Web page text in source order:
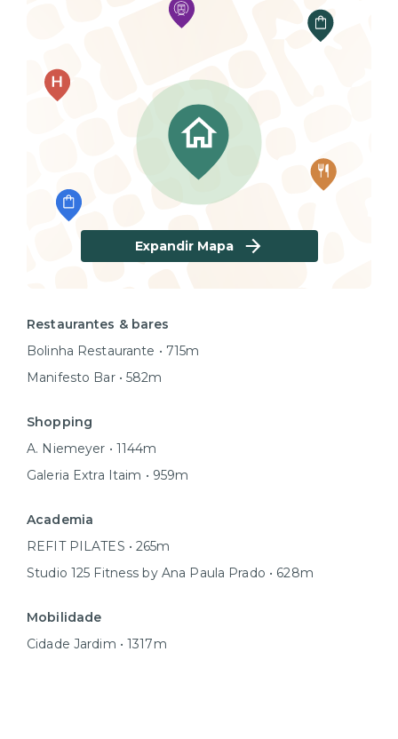
Expandir Mapa
Restaurantes & bares
Bolinha Restaurante • 715m
Manifesto Bar • 582m
Shopping
A. Niemeyer • 1144m
Galeria Extra Itaim • 959m
Academia
REFIT PILATES • 265m
Studio 125 Fitness by Ana Paula Prado • 628m
Mobilidade
Cidade Jardim • 1317m